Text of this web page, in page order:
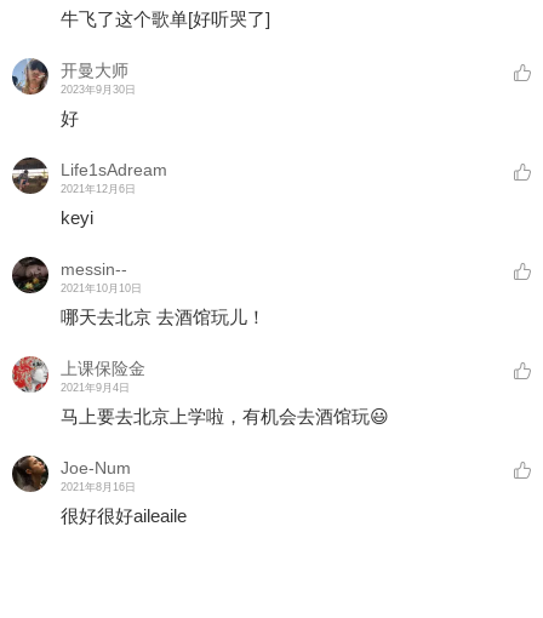
牛飞了这个歌单[好听哭了]
开曼大师
2023年9月30日
好
Life1sAdream
2021年12月6日
keyi
messin--
2021年10月10日
哪天去北京 去酒馆玩儿！
上课保险金
2021年9月4日
马上要去北京上学啦，有机会去酒馆玩😃
Joe-Num
2021年8月16日
很好很好aileaile